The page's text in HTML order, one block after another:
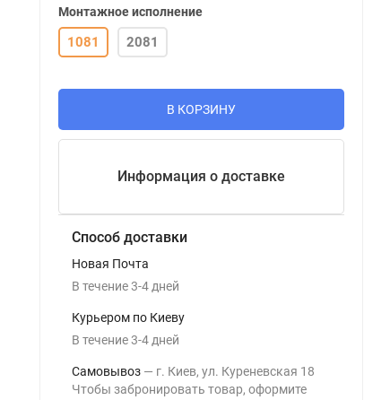
Монтажное исполнение
1081 2081
В КОРЗИНУ
Информация о доставке
Способ доставки
Новая Почта
В течение3-4 дней
Курьером по Киеву
В течение3-4 дней
Самовывоз
г. Киев, ул. Куреневская 18
Чтобы забронировать товар, оформите